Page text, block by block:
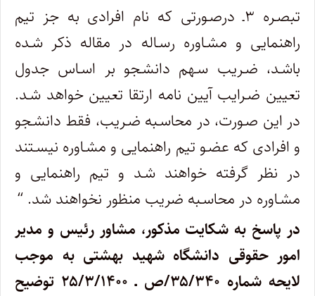
تبصـره ۳ـ درصـورتی که نام افرادی به جز تیم
راهنمایی و مشـاوره رسـاله در مقاله ذکر شـده
باشـد، ضـریب سـهم دانشـجو بر اسـاس جدول
تعیین ضـرایب آیین نامه ارتقا تعیین خواهد شـد.
در این صـورت، در محاسـبه ضـریب، فقط دانشـجو
و افرادی که عضـو تیم راهنمایی و مشـاوره نیسـتند
در نظر گرفته خواهند شـد و تیم راهنمایی و
مشـاوره در محاسـبه ضریب منظور نخواهند شد. “
در پاسخ به شکایت مذکور، مشاور رئیس و مدیر
امور حقوقی دانشگاه شهید بهشتی به موجب
لایحه شماره ۳۵/۳۴۰/ص ـ ۲۵/۳/۱۴۰۰ توضیح